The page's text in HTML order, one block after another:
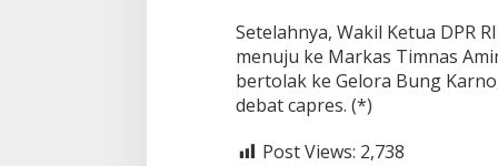
Setelahnya, Wakil Ketua DPR
menuju ke Markas Timnas
bertolak ke Gelora Bung
debat capres. (*)
Post Views: 2,738